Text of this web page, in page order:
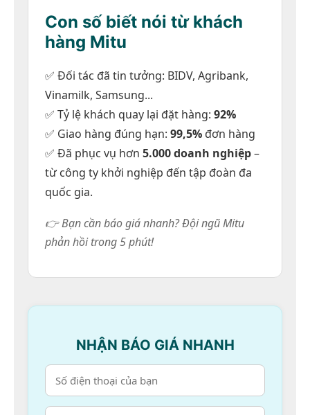
Xem nhanh
Áo thun polo
Áo thun cổ trụ xanh ngọc 3 sọc
Con số biết nói từ khách
hàng Mitu
✅ Đối tác đã tin tưởng: BIDV, Agribank,
Vinamilk, Samsung...
✅ Tỷ lệ khách quay lại đặt hàng: 92%
✅ Giao hàng đúng hạn: 99,5% đơn hàng
✅ Đã phục vụ hơn 5.000 doanh nghiệp–
từ công ty khởi nghiệp đến tập đoàn đa
quốc gia.
👉 Bạn cần báo giá nhanh? Đội ngũ Mitu
phản hồi trong 5 phút!
NHẬN BÁO GIÁ NHANH